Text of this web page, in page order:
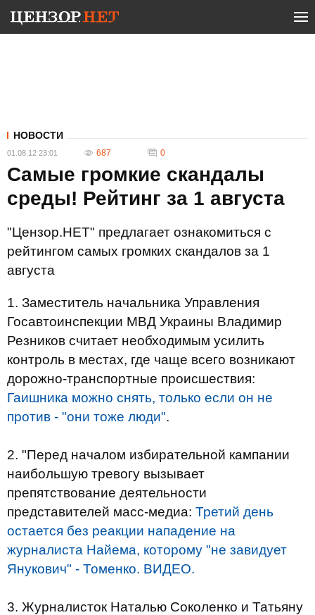
НОВОСТИ
01.08.12 23:01 687 0
Самые громкие скандалы
среды! Рейтинг за 1 августа
"Цензор.НЕТ" предлагает ознакомиться с
рейтингом самых громких скандалов за 1
августа
1. Заместитель начальника Управления
Госавтоинспекции МВД Украины Владимир
Резников считает необходимым усилить
контроль в местах, где чаще всего возникают
дорожно-транспортные происшествия:
Гаишника можно снять, только если он не
против - "они тоже люди".
2. "Перед началом избирательной кампании
наибольшую тревогу вызывает
препятствование деятельности
представителей масс-медиа: Третий день
остается без реакции нападение на
журналиста Найема, которому "не завидует
Янукович" - Томенко. ВИДЕО.
3. Журналисток Наталью Соколенко и Татьяну